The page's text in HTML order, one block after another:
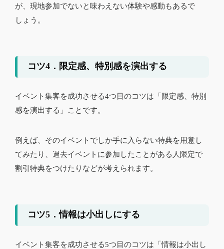
が、現地参加でないと味わえない体験や感動もあるで
しょう。
コツ4．限定感、特別感を演出する
イベント集客を成功させる4つ目のコツは「限定感、特別
感を演出する」ことです。
例えば、そのイベントでしか手に入らない特典を用意し
てみたり、過去イベントに参加したことがある人限定で
割引特典をつけたりなどが考えられます。
コツ5．情報は小出しにする
イベント集客を成功させる5つ目のコツは「情報は小出し